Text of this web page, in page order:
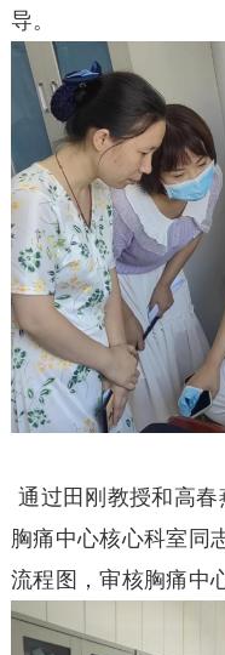
导。
通过田刚教授和高
胸痛中心核心科室同
流程图，审核胸痛中